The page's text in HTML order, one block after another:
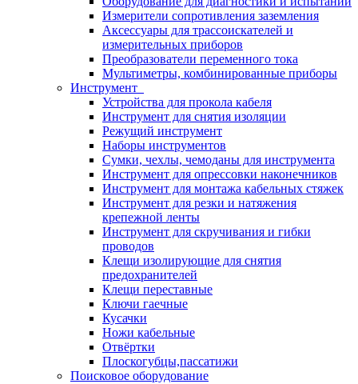
Измерители сопротивления заземления
Аксессуары для трассоискателей и
измерительных приборов
Преобразователи переменного тока
Мультиметры, комбинированные приборы
Инструмент
Устройства для прокола кабеля
Инструмент для снятия изоляции
Режущий инструмент
Наборы инструментов
Сумки, чехлы, чемоданы для инструмента
Инструмент для опрессовки наконечников
Инструмент для монтажа кабельных стяжек
Инструмент для резки и натяжения
крепежной ленты
Инструмент для скручивания и гибки
проводов
Клещи изолирующие для снятия
предохранителей
Клещи переставные
Ключи гаечные
Кусачки
Ножи кабельные
Отвёртки
Плоскогубцы,пассатижи
Поисковое оборудование